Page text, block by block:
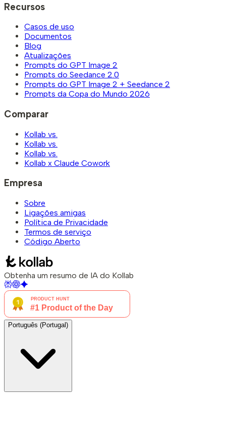
Recursos
Casos de uso
Documentos
Blog
Atualizações
Prompts do GPT Image 2
Prompts do Seedance 2.0
Prompts do GPT Image 2 + Seedance 2
Prompts da Copa do Mundo 2026
Comparar
Kollab vs.
Kollab vs.
Kollab vs.
Kollab x Claude Cowork
Empresa
Sobre
Ligações amigas
Política de Privacidade
Termos de serviço
Código Aberto
Obtenha um resumo de IA do Kollab
Português (Portugal)